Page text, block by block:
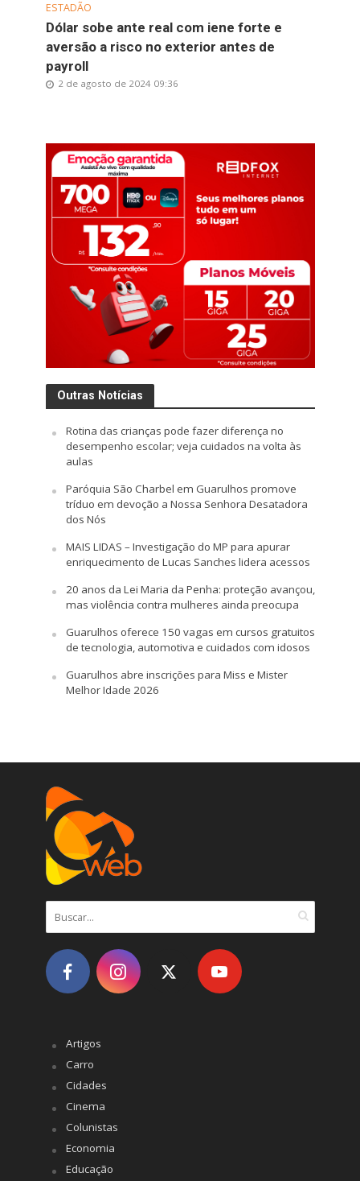
ESTADÃO
Dólar sobe ante real com iene forte e
aversão a risco no exterior antes de
payroll
2 de agosto de 2024 09:36
Outras Notícias
Rotina das crianças pode fazer diferença no
desempenho escolar; veja cuidados na volta às
aulas
Paróquia São Charbel em Guarulhos promove
tríduo em devoção a Nossa Senhora Desatadora
dos Nós
MAIS LIDAS – Investigação do MP para apurar
enriquecimento de Lucas Sanches lidera acessos
20 anos da Lei Maria da Penha: proteção avançou,
mas violência contra mulheres ainda preocupa
Guarulhos oferece 150 vagas em cursos gratuitos
de tecnologia, automotiva e cuidados com idosos
Guarulhos abre inscrições para Miss e Mister
Melhor Idade 2026
Artigos
Carro
Cidades
Cinema
Colunistas
Economia
Educação